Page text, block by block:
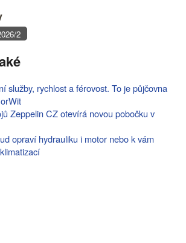
2
služby, rychlost a férovost. To je půjčovna
Zeppelin CZ otevírá novou pobočku v
opraví hydrauliku i motor nebo k vám